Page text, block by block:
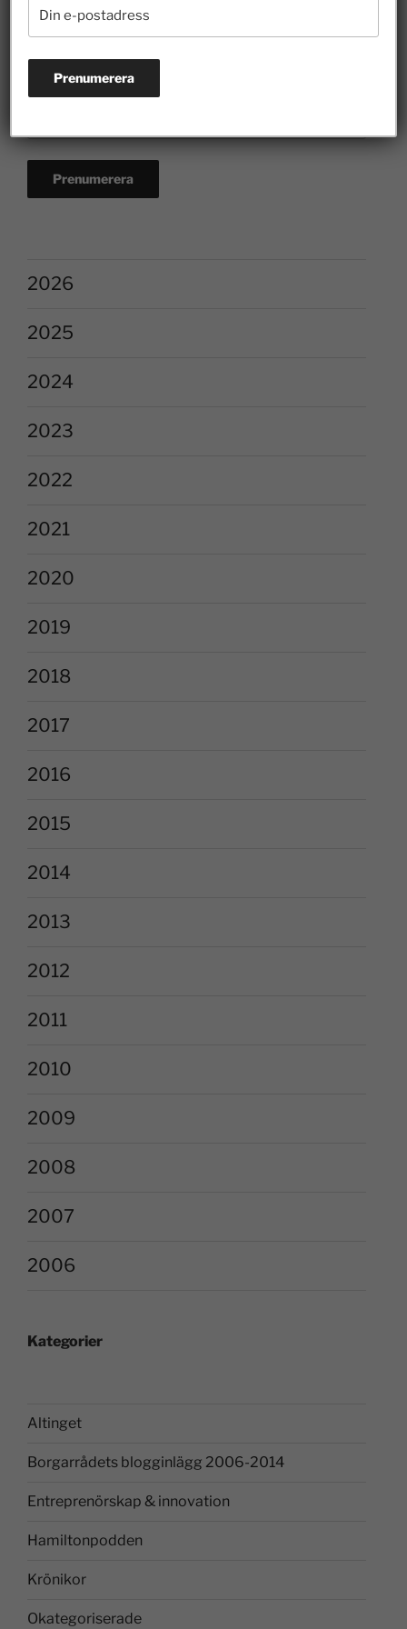
2026
2025
2024
2023
2022
2021
2020
2019
2018
2017
2016
2015
2014
2013
2012
2011
2010
2009
2008
2007
2006
Kategorier
Altinget
Borgarrådets blogginlägg 2006-2014
Entreprenörskap & innovation
Hamiltonpodden
Krönikor
Okategoriserade